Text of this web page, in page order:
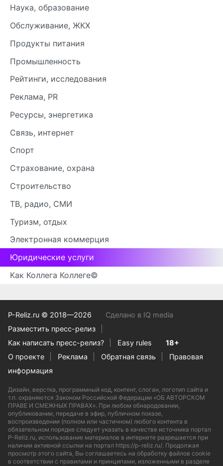
Наука, образование
Обслуживание, ЖКХ
Продукты питания
Промышленность
Рейтинги, исследования
Реклама, PR
Ресурсы, энергетика
Связь, интернет
Спорт
Страхование, охрана
Строительство
ТВ, радио, СМИ
Туризм, отдых
Электронная коммерция
Юридические услуги
Как Коллега Коллеге©
P-Reliz.ru © 2018—2026
Сделано в IQ media
Разместить пресс-релиз
Как написать пресс-релиз?
Easy rules
18+
О проекте
Реклама Обратная связь
Правовая
информация
Дизайн, верстка, программный код, контент, слоган, логотип сайта и
т.п. охраняются Законом Российской Федерации «ОБ АВТОРСКОМ
ПРАВЕ И СМЕЖНЫХ ПРАВАХ». При любом обнародовании,
опубликовании, передаче в эфир, публичном показе,
воспроизведении (полном или частичном) любого контента в
обязательном порядке следует указать в качестве источника портал
P-Reliz.ru, использование материалов в интернете разрешается при
наличии активной ссылки на портал https://p-reliz.ru/. Продолжая
просмотр этого сайта, Вы соглашаетесь на обработку файлов cookie
в соответствии с правилами и принципами, изложенными в разделе